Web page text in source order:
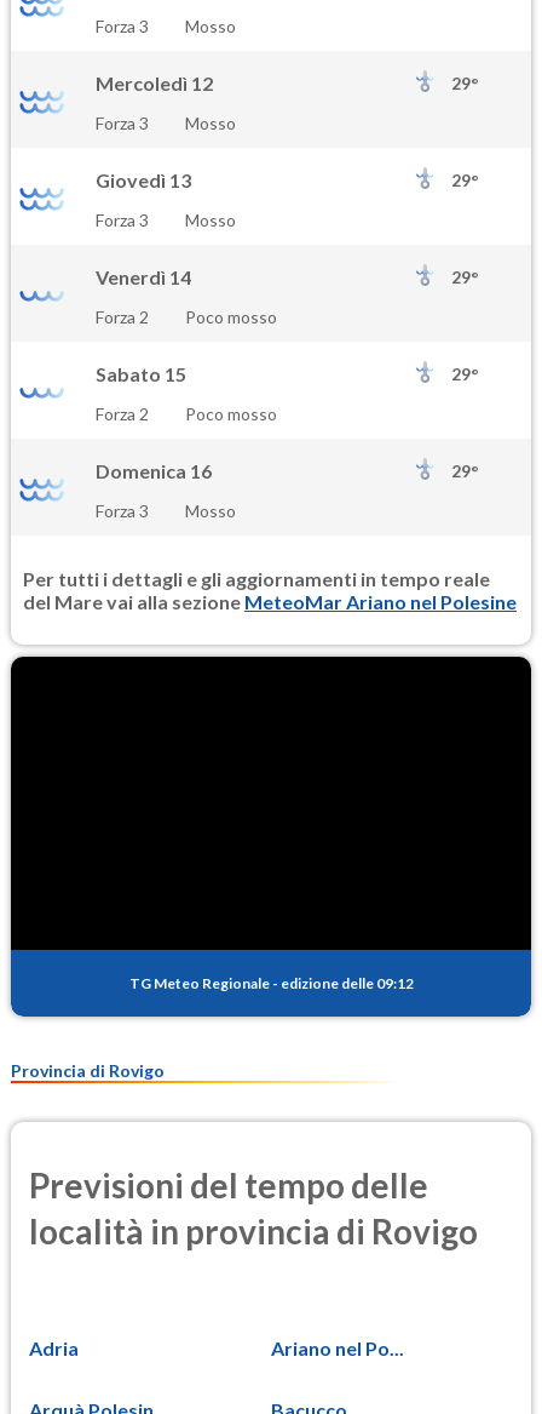
Forza 3
Mosso
Mercoledì 12
29°
Forza 3
Mosso
Giovedì 13
29°
Forza 3
Mosso
Venerdì 14
29°
Forza 2
Poco mosso
Sabato 15
29°
Forza 2
Poco mosso
Domenica 16
29°
Forza 3
Mosso
Per tutti i dettagli e gli aggiornamenti in tempo reale
del Mare vai alla sezione MeteoMar Ariano nel Polesine
TG Meteo Regionale - edizione delle 09:12
Provincia di Rovigo
Previsioni del tempo delle
località in provincia di Rovigo
Adria Ariano nel Po...